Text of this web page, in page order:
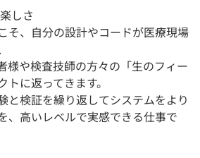
しさ
そ、自分の設計やコードが医療現場
様や検査技師の方々の「生のフィー
に返ってきます。
と検証を繰り返してシステムをより
、高いレベルで実感できる仕事で